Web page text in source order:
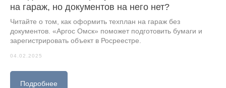
на гараж, но документов на него нет?
Читайте о том, как оформить техплан на гараж без
документов. «Аргос Омск» поможет подготовить бумаги и
зарегистрировать объект в Росреестре.
04.02.2025
Подробнее